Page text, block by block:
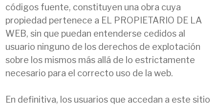
códigos fuente, constituyen una obra cuya
propiedad pertenece a EL PROPIETARIO DE LA
WEB, sin que puedan entenderse cedidos al
usuario ninguno de los derechos de explotación
sobre los mismos más allá de lo estrictamente
necesario para el correcto uso de la web.
En definitiva, los usuarios que accedan a este sitio